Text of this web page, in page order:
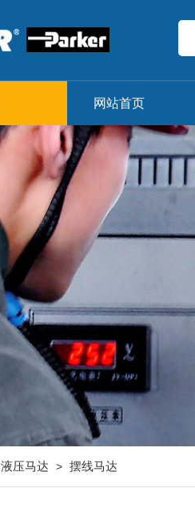
网站首页
液压马达 > 摆线马达